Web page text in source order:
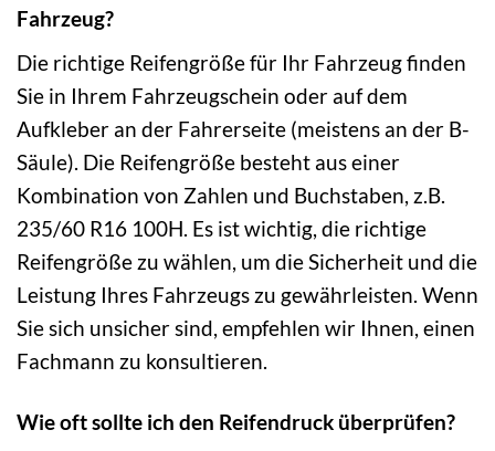
Fahrzeug?
Die richtige Reifengröße für Ihr Fahrzeug finden
Sie in Ihrem Fahrzeugschein oder auf dem
Aufkleber an der Fahrerseite (meistens an der B-
Säule). Die Reifengröße besteht aus einer
Kombination von Zahlen und Buchstaben, z.B.
235/60 R16 100H. Es ist wichtig, die richtige
Reifengröße zu wählen, um die Sicherheit und die
Leistung Ihres Fahrzeugs zu gewährleisten. Wenn
Sie sich unsicher sind, empfehlen wir Ihnen, einen
Fachmann zu konsultieren.
Wie oft sollte ich den Reifendruck überprüfen?